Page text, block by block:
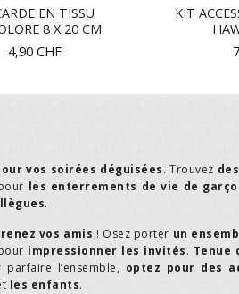
EN TISSU
8 X 20 CM
4,90 CHF
KIT
vos soirées déguisées. Trouvez
les enterrements de vie de
.
vos amis ! Osez porter un
impressionner les invités. Tenue
l’ensemble, optez pour des
les enfants.